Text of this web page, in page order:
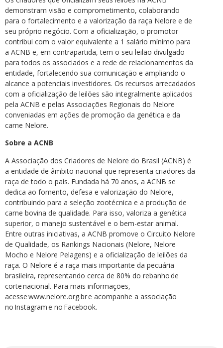
demonstram visão e comprometimento, colaborando
para o fortalecimento e a valorização da raça Nelore e de
seu próprio negócio. Com a oficialização, o promotor
contribui com o valor equivalente a 1 salário mínimo para
a ACNB e, em contrapartida, tem o seu leilão divulgado
para todos os associados e a rede de relacionamentos da
entidade, fortalecendo sua comunicação e ampliando o
alcance a potenciais investidores. Os recursos arrecadados
com a oficialização de leilões são integralmente aplicados
pela ACNB e pelas Associações Regionais do Nelore
conveniadas em ações de promoção da genética e da
carne Nelore.
Sobre a ACNB
A Associação dos Criadores de Nelore do Brasil (ACNB) é
a entidade de âmbito nacional que representa criadores da
raça de todo o país. Fundada há 70 anos, a ACNB se
dedica ao fomento, defesa e valorização do Nelore,
contribuindo para a seleção zootécnica e a produção de
carne bovina de qualidade. Para isso, valoriza a genética
superior, o manejo sustentável e o bem-estar animal.
Entre outras iniciativas, a ACNB promove o Circuito Nelore
de Qualidade, os Rankings Nacionais (Nelore, Nelore
Mocho e Nelore Pelagens) e a oficialização de leilões da
raça. O Nelore é a raça mais importante da pecuária
brasileira, representando cerca de 80% do rebanho de
corte nacional. Para mais informações,
acesse www.nelore.org.br e acompanhe a associação
no Instagram e no Facebook.